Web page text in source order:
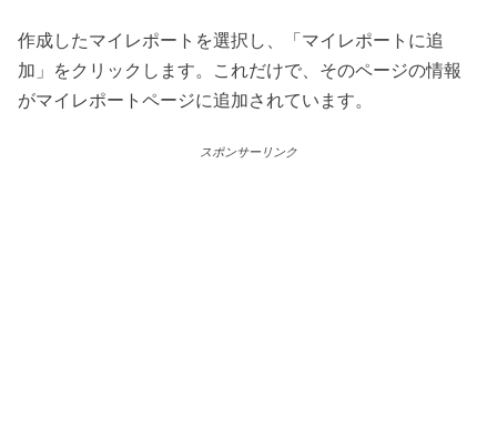
作成したマイレポートを選択し、「マイレポートに追
加」をクリックします。これだけで、そのページの情報
がマイレポートページに追加されています。
スポンサーリンク